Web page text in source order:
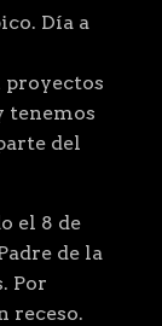
Día a
tenemos
del
el 8 de
de la
Por
receso.